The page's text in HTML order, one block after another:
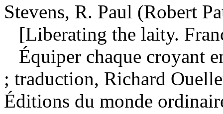
Stevens, R. Paul (Robert
[Liberating the laity.
Équiper chaque croyant
; traduction, Richard
Éditions du monde